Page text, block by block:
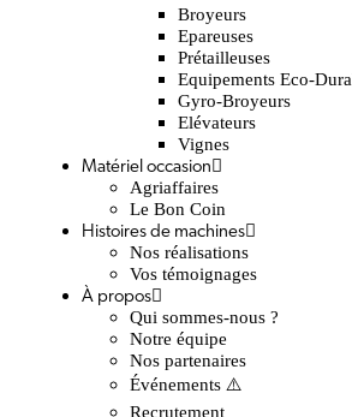
Broyeurs
Epareuses
Prétailleuses
Equipements Eco-
Gyro-Broyeurs
Elévateurs
Vignes
Matériel occasion
Agriaffaires
Le Bon Coin
Histoires de machines
Nos réalisations
Vos témoignages
À propos
Qui sommes-nous ?
Notre équipe
Nos partenaires
Événements ⚠️
Recrutement